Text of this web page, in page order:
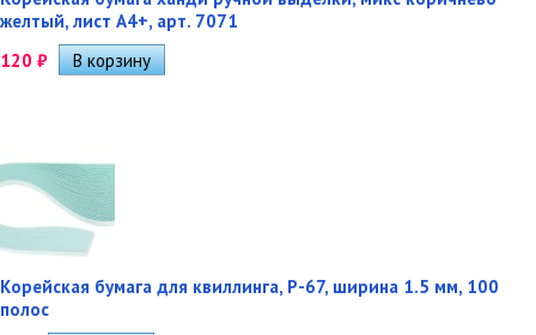
желтый, лист А4+, арт. 7071
120 ₽
Корейская бумага для квиллинга, P-67, ширина 1.5 мм, 100
полос